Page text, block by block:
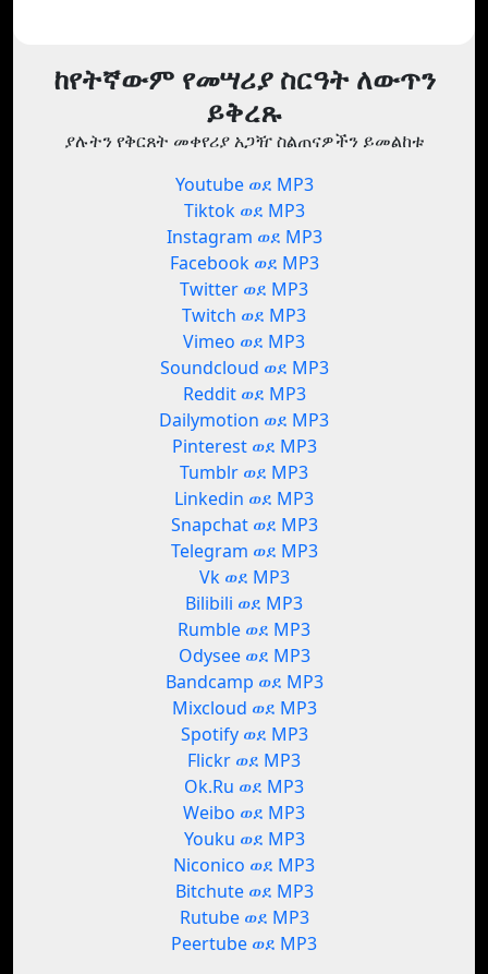
ከየትኛውም የመሣሪያ ስርዓት ለውጥን
ይቅረጹ
ያሉትን የቅርጸት መቀየሪያ አጋዥ ስልጠናዎችን ይመልከቱ
Youtube ወደ MP3
Tiktok ወደ MP3
Instagram ወደ MP3
Facebook ወደ MP3
Twitter ወደ MP3
Twitch ወደ MP3
Vimeo ወደ MP3
Soundcloud ወደ MP3
Reddit ወደ MP3
Dailymotion ወደ MP3
Pinterest ወደ MP3
Tumblr ወደ MP3
Linkedin ወደ MP3
Snapchat ወደ MP3
Telegram ወደ MP3
Vk ወደ MP3
Bilibili ወደ MP3
Rumble ወደ MP3
Odysee ወደ MP3
Bandcamp ወደ MP3
Mixcloud ወደ MP3
Spotify ወደ MP3
Flickr ወደ MP3
Ok.Ru ወደ MP3
Weibo ወደ MP3
Youku ወደ MP3
Niconico ወደ MP3
Bitchute ወደ MP3
Rutube ወደ MP3
Peertube ወደ MP3